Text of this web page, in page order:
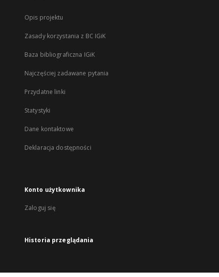
Opis projektu
Zasady korzystania z BC IGiK
Baza bibliograficzna IGiK
Najczęściej zadawane pytania
Przydatne linki
Statystyki
Dane kontaktowe
Deklaracja dostępności
Konto użytkownika
Zaloguj się
Historia przeglądania